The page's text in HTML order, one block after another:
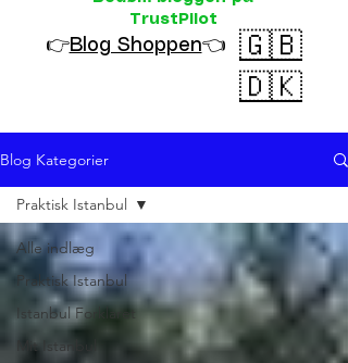
TrustPilot
👉Blog Shoppen👈
🇬🇧
🇩🇰
Blog Kategorier
Alle indlæg
Praktisk Istanbul
Istanbul Forklaret
Mit Istanbul
Praktisk Istanbul